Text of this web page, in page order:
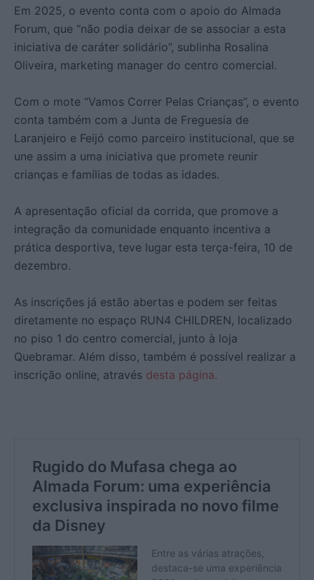
Em 2025, o evento conta com o apoio do Almada
Forum, que “não podia deixar de se associar a esta
iniciativa de caráter solidário”, sublinha Rosalina
Oliveira, marketing manager do centro comercial.
Com o mote “Vamos Correr Pelas Crianças”, o evento
conta também com a Junta de Freguesia de
Laranjeiro e Feijó como parceiro institucional, que se
une assim a uma iniciativa que promete reunir
crianças e famílias de todas as idades.
A apresentação oficial da corrida, que promove a
integração da comunidade enquanto incentiva a
prática desportiva, teve lugar esta terça-feira, 10 de
dezembro.
As inscrições já estão abertas e podem ser feitas
diretamente no espaço RUN4 CHILDREN, localizado
no piso 1 do centro comercial, junto à loja
Quebramar. Além disso, também é possível realizar a
inscrição online, através desta página.